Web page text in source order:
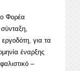
Φορέα
για τα
έναρξης
–